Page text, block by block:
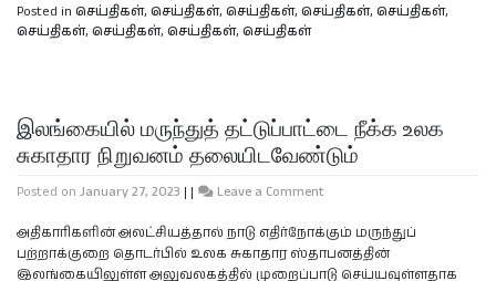
Posted in செய்திகள், செய்திகள், செய்திகள், செய்திகள், செய்திகள்,
செய்திகள், செய்திகள், செய்திகள், செய்திகள்
இலங்கையில் மருந்துத் தட்டுப்பாட்டை நீக்க உலக
சுகாதார நிறுவனம் தலையிடவேண்டும்
Posted on January 27, 2023 | | Leave a Comment
அதிகாரிகளின் அலட்சியத்தால் நாடு எதிர்நோக்கும் மருந்துப்
பற்றாக்குறை தொடர்பில் உலக சுகாதார ஸ்தாபனத்தின்
இலங்கையிலுள்ள அலுவலகத்தில் முறைப்பாடு செய்யவுள்ளதாக